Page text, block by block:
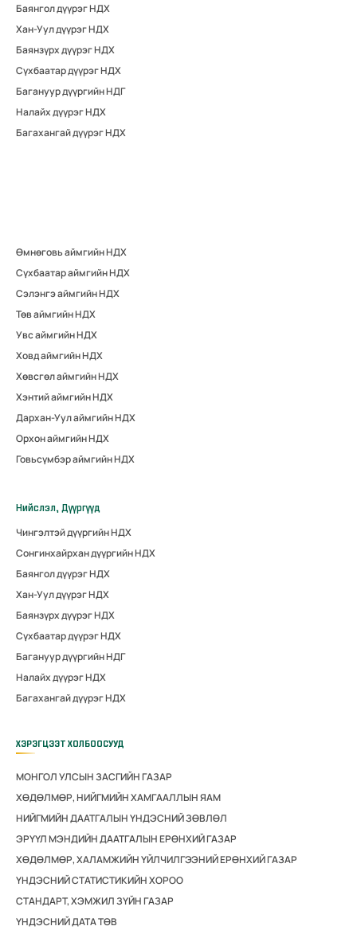
Баянгол дүүрэг НДХ
Хан-Уул дүүрэг НДХ
Баянзүрх дүүрэг НДХ
Сүхбаатар дүүрэг НДХ
Багануур дүүргийн НДГ
Налайх дүүрэг НДХ
Багахангай дүүрэг НДХ
Өмнөговь аймгийн НДХ
Сүхбаатар аймгийн НДХ
Сэлэнгэ аймгийн НДХ
Төв аймгийн НДХ
Увс аймгийн НДХ
Ховд аймгийн НДХ
Хөвсгөл аймгийн НДХ
Хэнтий аймгийн НДХ
Дархан-Уул аймгийн НДХ
Орхон аймгийн НДХ
Говьсүмбэр аймгийн НДХ
Нийслэл, Дүүргүүд
Чингэлтэй дүүргийн НДХ
Сонгинхайрхан дүүргийн НДХ
Баянгол дүүрэг НДХ
Хан-Уул дүүрэг НДХ
Баянзүрх дүүрэг НДХ
Сүхбаатар дүүрэг НДХ
Багануур дүүргийн НДГ
Налайх дүүрэг НДХ
Багахангай дүүрэг НДХ
ХЭРЭГЦЭЭТ ХОЛБООСУУД
МОНГОЛ УЛСЫН ЗАСГИЙН ГАЗАР
ХӨДӨЛМӨР, НИЙГМИЙН ХАМГААЛЛЫН ЯАМ
НИЙГМИЙН ДААТГАЛЫН ҮНДЭСНИЙ ЗӨВЛӨЛ
ЭРҮҮЛ МЭНДИЙН ДААТГАЛЫН ЕРӨНХИЙ ГАЗАР
ХӨДӨЛМӨР, ХАЛАМЖИЙН ҮЙЛЧИЛГЭЭНИЙ ЕРӨНХИЙ ГАЗАР
ҮНДЭСНИЙ СТАТИСТИКИЙН ХОРОО
СТАНДАРТ, ХЭМЖИЛ ЗҮЙН ГАЗАР
ҮНДЭСНИЙ ДАТА ТӨВ